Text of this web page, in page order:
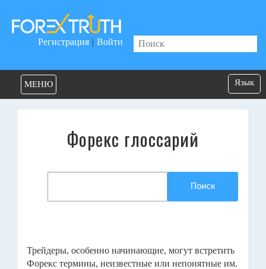
Регистрация | Войти
Язык
МЕНЮ
Форекс глоссарий
Поиск
Трейдеры, особенно начинающие, могут встретить
Форекс термины, неизвестные или непонятные им.